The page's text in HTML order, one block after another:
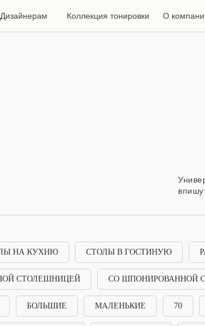
О
Коллекция тонировки
Дизайнерам
НА КУХНЮ СТОЛЫ В ГОСТИНУЮ
СТОЛЕШНИЦЕЙ СО ШПОНИРОВАННОЙ
БОЛЬШИЕ МАЛЕНЬКИЕ 70